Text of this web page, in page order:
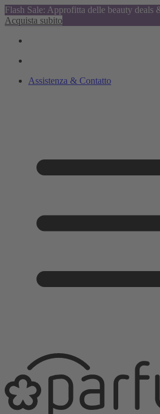
Flash Sale: Approfitta delle beauty deals
Acquista subito
Assistenza & Contatto